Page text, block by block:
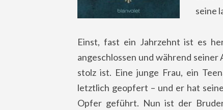
seine
Einst, fast ein Jahrzehnt ist es
angeschlossen und während seiner
stolz ist. Eine junge Frau, ein
letztlich geopfert – und er hat
Opfer geführt. Nun ist der